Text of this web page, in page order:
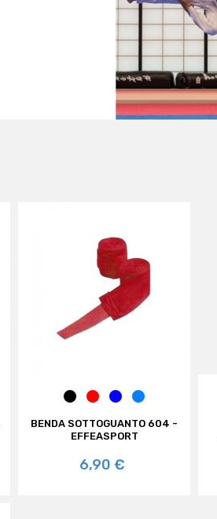
NERO ROSSOROYALAZZURRO
BENDA SOTTOGUANTO 604 -
EFFEASPORT
Prezzo
6,90 €